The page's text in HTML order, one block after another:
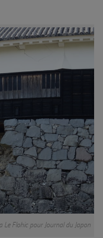
Flohic pour Journal du Japon